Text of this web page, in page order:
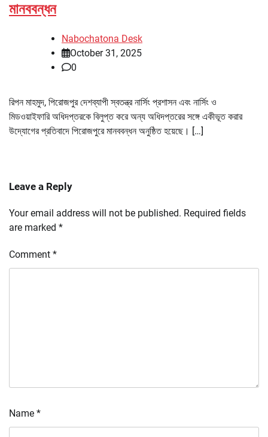
মানববন্ধন
Nabochatona Desk
October 31, 2025
0
রিপন মাহমুদ, পিরোজপুর দেশব্যাপী স্বতন্ত্র নার্সিং প্রশাসন এবং নার্সিং ও
মিডওয়াইফারি অধিদপ্তরকে বিলুপ্ত করে অন্য অধিদপ্তরের সঙ্গে একীভূত করার
উদ্যোগের প্রতিবাদে পিরোজপুরে মানববন্ধন অনুষ্ঠিত হয়েছে। […]
Leave a Reply
Your email address will not be published. Required fields
are marked *
Comment *
Name *